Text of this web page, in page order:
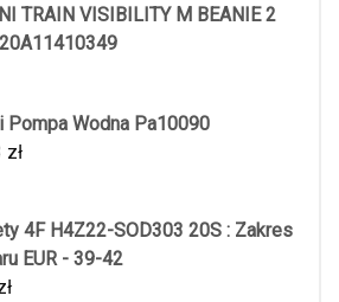
TRAIN VISIBILITY M BEANIE 2
Pompa Wodna Pa10090
zł
4F H4Z22-SOD303 20S : Zakres
EUR - 39-42